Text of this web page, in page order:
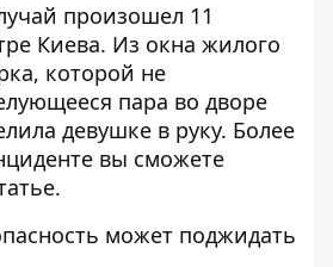
произошел 11
Киева. Из окна жилого
, которой не
пара во дворе
девушке в руку. Более
вы сможете
.